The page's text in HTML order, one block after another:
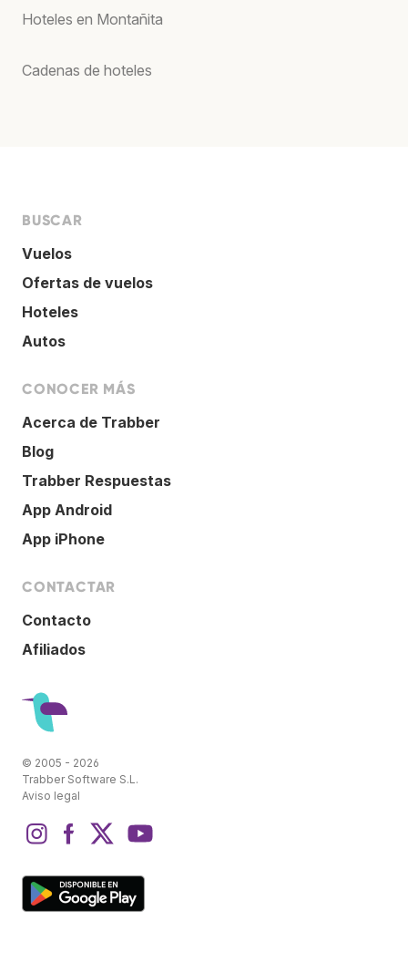
Hoteles en Montañita
Cadenas de hoteles
BUSCAR
Vuelos
Ofertas de vuelos
Hoteles
Autos
CONOCER MÁS
Acerca de Trabber
Blog
Trabber Respuestas
App Android
App iPhone
CONTACTAR
Contacto
Afiliados
© 2005 - 2026
Trabber Software S.L.
Aviso legal